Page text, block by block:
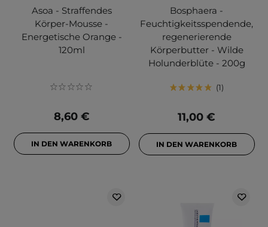
Asoa - Straffendes
Körper-Mousse -
Energetische Orange -
120ml
8,60 €
IN DEN WARENKORB
Bosphaera -
Feuchtigkeitsspendende,
regenerierende
Körperbutter - Wilde
Holunderblüte - 200g
1
11,00 €
IN DEN WARENKORB